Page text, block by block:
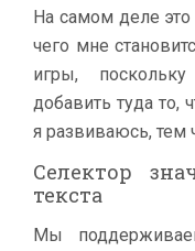
На самом деле это
чего мне
игры,
добавить туда то,
я развиваюсь, тем
Селектор
текста
Мы